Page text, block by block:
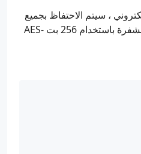
، سيتم الاحتفاظ بجميع
التفاصيل الخاصة بك آمنة ومشفرة باستخدام 256 بت AES-